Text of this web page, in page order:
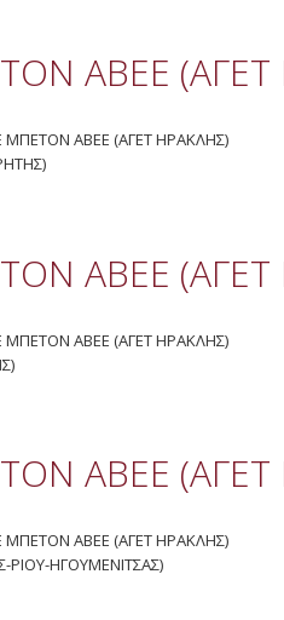
ΑΒΕΕ
ΜΠΕΤΟΝ ΑΒΕΕ (ΑΓΕΤ ΗΡΑΚΛΗΣ)
ΑΒΕΕ
ΜΠΕΤΟΝ ΑΒΕΕ (ΑΓΕΤ ΗΡΑΚΛΗΣ)
ΑΒΕΕ
ΜΠΕΤΟΝ ΑΒΕΕ (ΑΓΕΤ ΗΡΑΚΛΗΣ)
ΡΙΟΥ-ΗΓΟΥΜΕΝΙΤΣΑΣ)